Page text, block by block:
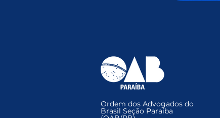
Ordem dos Advogados do
Brasil Seção Paraíba